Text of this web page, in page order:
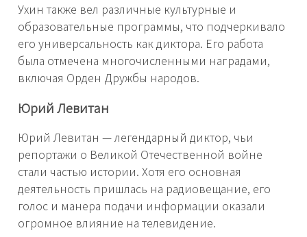
Ухин также вел различные культурные и
образовательные программы, что подчеркивало
его универсальность как диктора. Его работа
была отмечена многочисленными наградами,
включая Орден Дружбы народов.
Юрий Левитан
Юрий Левитан — легендарный диктор, чьи
репортажи о Великой Отечественной войне
стали частью истории. Хотя его основная
деятельность пришлась на радиовещание, его
голос и манера подачи информации оказали
огромное влияние на телевидение.